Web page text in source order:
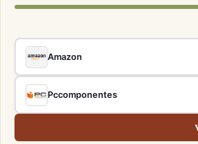
Amazon
Pccomponentes